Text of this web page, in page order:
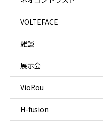
VOLTEFACE
雑談
展示会
VioRou
H-fusion